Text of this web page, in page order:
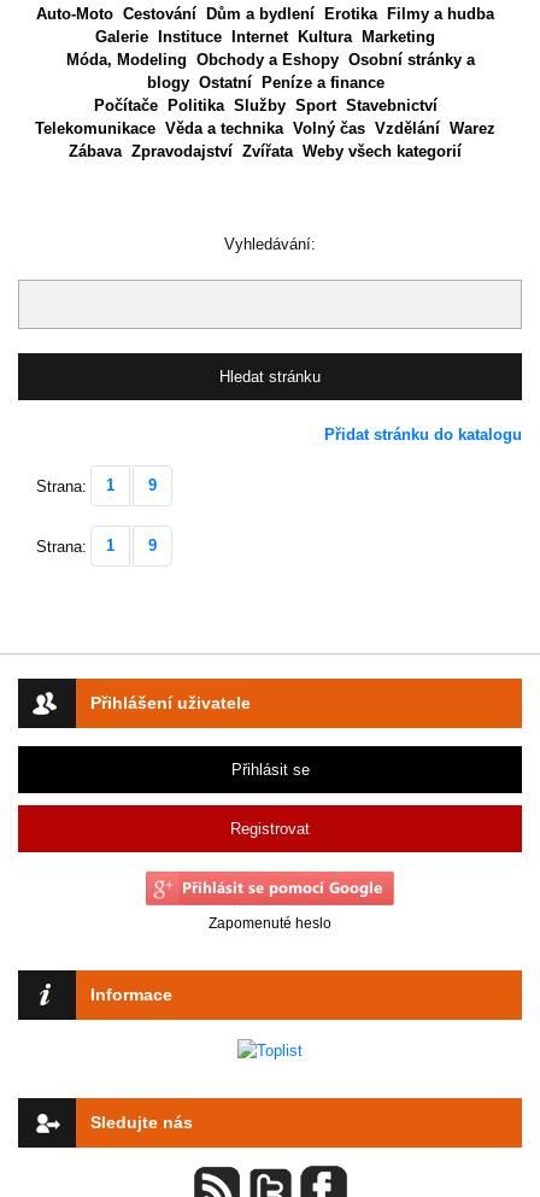
Přihlášení uživatele
Přihlásit se
Registrovat
Zapomenuté heslo
Informace
Sledujte nás
Auto-Moto Cestování Dům a bydlení Erotika
Filmy a hudba
Galerie
Instituce Internet Kultura
Marketing
Móda, Modeling Obchody a Eshopy Osobní stránky a
blogy Ostatní
Peníze a finance
Počítače
Politika Služby Sport Stavebnictví
Telekomunikace Věda a technika Volný čas Vzdělání Warez
Zábava Zpravodajství Zvířata Weby všech kategorií
Vyhledávání:
Přidat stránku do katalogu
Strana: 1 9
Strana: 1 9